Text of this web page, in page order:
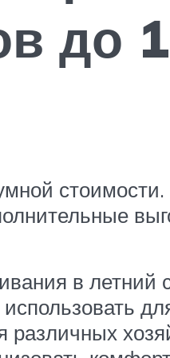
до
в летний
различных